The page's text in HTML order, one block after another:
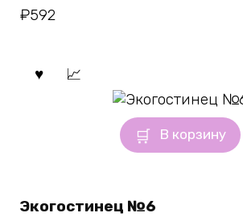
₽592
В корзину
Экогостинец №6